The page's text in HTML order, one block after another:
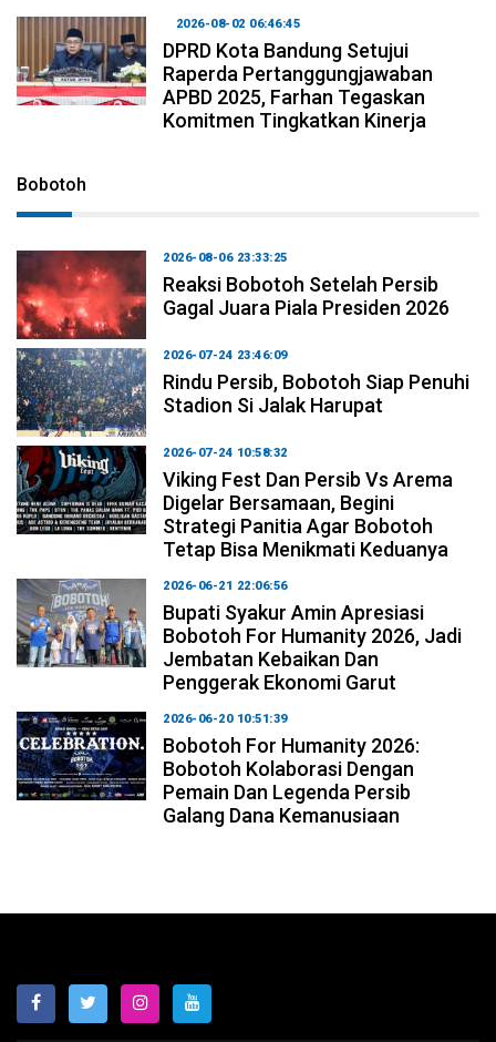
2026-08-02 06:46:45
DPRD Kota Bandung Setujui
Raperda Pertanggungjawaban
APBD 2025, Farhan Tegaskan
Komitmen Tingkatkan Kinerja
Bobotoh
2026-08-06 23:33:25
Reaksi Bobotoh Setelah Persib
Gagal Juara Piala Presiden 2026
2026-07-24 23:46:09
Rindu Persib, Bobotoh Siap Penuhi
Stadion Si Jalak Harupat
2026-07-24 10:58:32
Viking Fest Dan Persib Vs Arema
Digelar Bersamaan, Begini
Strategi Panitia Agar Bobotoh
Tetap Bisa Menikmati Keduanya
2026-06-21 22:06:56
Bupati Syakur Amin Apresiasi
Bobotoh For Humanity 2026, Jadi
Jembatan Kebaikan Dan
Penggerak Ekonomi Garut
2026-06-20 10:51:39
Bobotoh For Humanity 2026:
Bobotoh Kolaborasi Dengan
Pemain Dan Legenda Persib
Galang Dana Kemanusiaan